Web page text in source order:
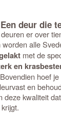
deur die
er over
alle
met de
en
hoef
en
deze kwaliteit